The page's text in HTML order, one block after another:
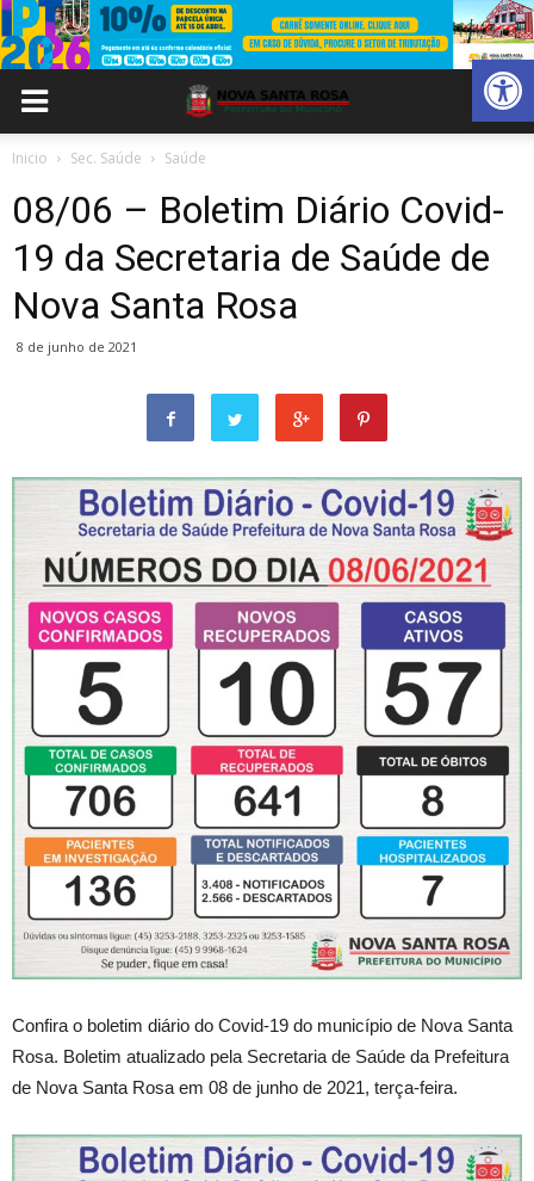
Abrir
Inicio Sec. Saúde Saúde
08/06 – Boletim Diário Covid-
19 da Secretaria de Saúde de
Nova Santa Rosa
8 de junho de 2021
Confira o boletim diário do Covid-19 do município de Nova Santa
Rosa. Boletim atualizado pela Secretaria de Saúde da Prefeitura
de Nova Santa Rosa em 08 de junho de 2021, terça-feira.